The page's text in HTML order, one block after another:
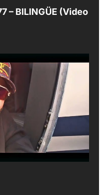
– BILINGÜE (Video